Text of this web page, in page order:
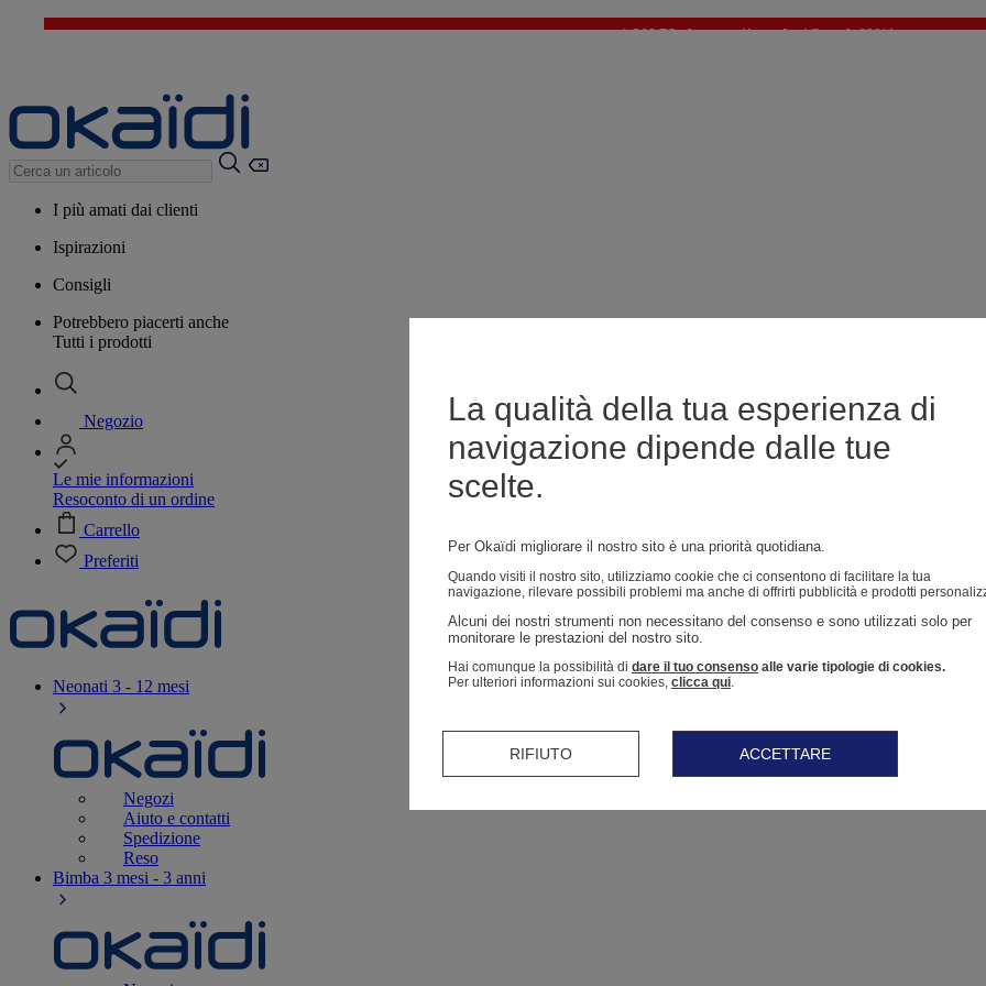
🔥SALDI : Ancora più prodotti fino al -60%*>
I più amati dai clienti
Ispirazioni
Consigli
Potrebbero piacerti anche
Tutti i prodotti
Negozio
Le mie informazioni
Resoconto di un ordine
Carrello
Preferiti
Neonati 3 - 12 mesi
Negozi
Aiuto e contatti
Spedizione
Reso
Bimba 3 mesi - 3 anni
La qualità della tua esperienza di
navigazione dipende dalle tue
scelte.
Per Okaïdi migliorare il nostro sito è una priorità quotidiana.
Quando visiti il ​​nostro sito, utilizziamo cookie che ci consentono di facilitare la tua
navigazione, rilevare possibili problemi ma anche di offrirti pubblicità e prodotti
Alcuni dei nostri strumenti non necessitano del consenso e sono utilizzati solo per
monitorare le prestazioni del nostro sito.
Hai comunque la possibilità di dare il tuo consenso alle varie tipologie di cookies.
Per ulteriori informazioni sui cookies, clicca qui
RIFIUTO ACCETTARE